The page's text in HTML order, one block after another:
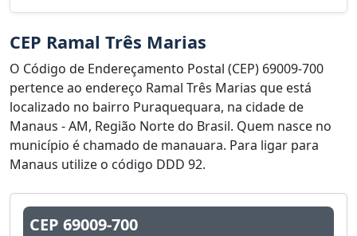
CEP Ramal Três Marias
O Código de Endereçamento Postal (CEP) 69009-700
pertence ao endereço Ramal Três Marias que está
localizado no bairro Puraquequara, na cidade de
Manaus - AM, Região Norte do Brasil. Quem nasce no
município é chamado de manauara. Para ligar para
Manaus utilize o código DDD 92.
CEP 69009-700